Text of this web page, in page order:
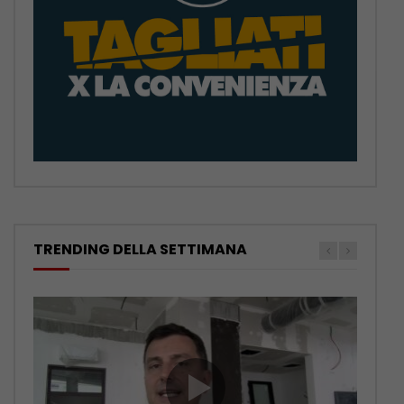
TRENDING DELLA SETTIMANA